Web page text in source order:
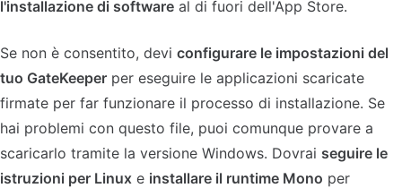
l'installazione di software al di fuori dell'App Store.
Se non è consentito, devi configurare le impostazioni del
tuo GateKeeper per eseguire le applicazioni scaricate
firmate per far funzionare il processo di installazione. Se
hai problemi con questo file, puoi comunque provare a
scaricarlo tramite la versione Windows. Dovrai seguire le
istruzioni per Linux e installare il runtime Mono per